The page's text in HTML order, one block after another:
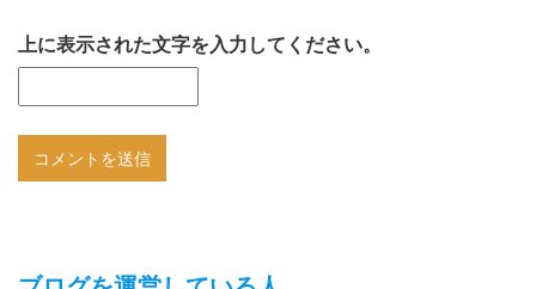
上に表示された文字を入力してください。